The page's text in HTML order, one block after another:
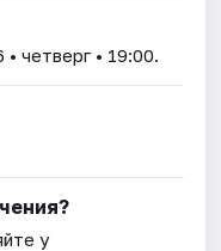
• четверг • 19:00.
у